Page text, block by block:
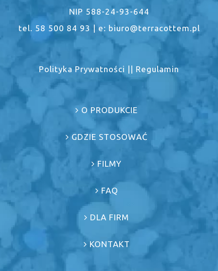
NIP 588-24-93-644
tel. 58 500 84 93 | e: biuro@terracottem.pl
Polityka Prywatności || Regulamin
O PRODUKCIE
GDZIE STOSOWAĆ
FILMY
FAQ
DLA FIRM
KONTAKT